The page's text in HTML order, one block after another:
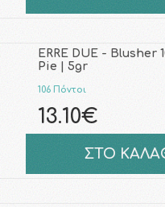
ERRE DUE - Blusher
Pie | 5gr
106 Πόντοι
13.10€
ΣΤΟ